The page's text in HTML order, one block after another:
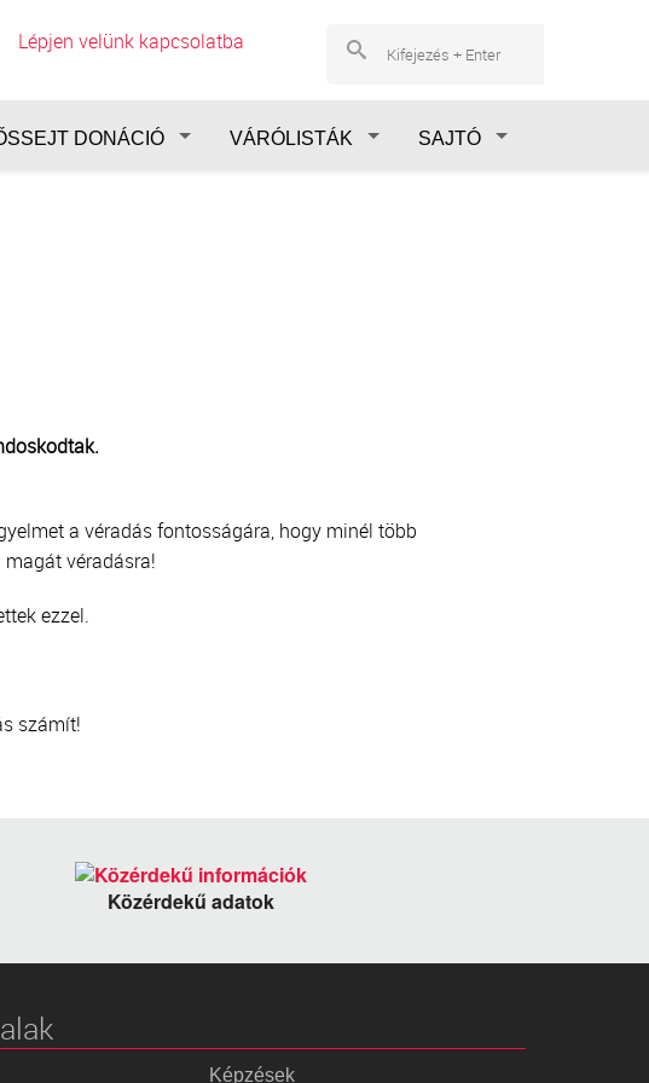
Lépjen velünk kapcsolatba
DONÁCIÓ VÁRÓLISTÁK SAJTÓ
a véradás fontosságára, hogy minél több
véradásra!
ezzel.
számít!
Közérdekű adatok
Képzések